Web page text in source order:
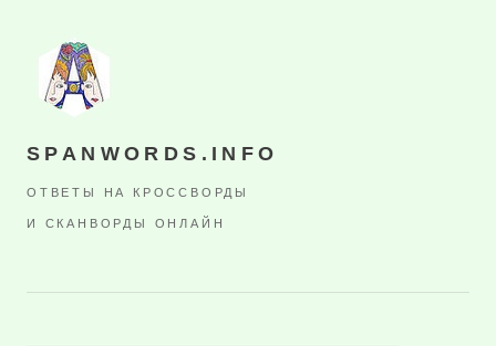
SPANWORDS.INFO
ОТВЕТЫ НА КРОССВОРДЫ
И СКАНВОРДЫ ОНЛАЙН